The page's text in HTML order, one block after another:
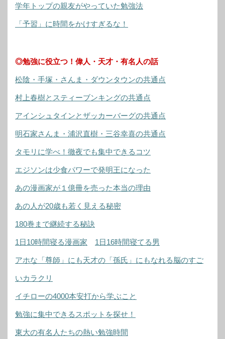
学年トップの親友がやっていた勉強法
「予習」に時間をかけすぎるな！
◎勉強に役立つ！偉人・天才・有名人の話
松陰・手塚・さんま・ダウンタウンの共通点
村上春樹とスティーブンキングの共通点
アインシュタインとザッカーバーグの共通点
明石家さんま・浦沢直樹・三谷幸喜の共通点
タモリに学べ！徹夜でも集中できるコツ
エジソンは少食パワーで発明王になった
あの漫画家が１億冊を売った本当の理由
あの人が20歳も若く見える秘密
180巻まで継続する秘訣
1日10時間寝る漫画家 1日16時間寝てる男
アホな「尊師」にも天才の「孫氏」にもなれる脳のすご
いカラクリ
イチローの4000本安打から学ぶこと
勉強に集中できるスポットを探せ！
東大の有名人たちの熱い勉強時間